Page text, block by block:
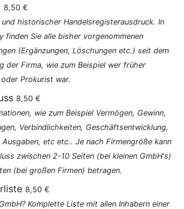
8,50 €
historischer Handelsregisterausdruck. In
finden Sie alle bisher vorgenommenen
(Ergänzungen, Löschungen etc.) seit dem
der Firma, wie zum Beispiel wer früher
Prokurist war.
8,50 €
wie zum Beispiel Vermögen, Gewinn,
Verbindlichkeiten, Geschäftsentwicklung,
etc etc.. Je nach Firmengröße kann
zwischen 2-10 Seiten (bei kleinen GmbH's)
(bei großen Firmen) betragen.
8,50 €
Komplette Liste mit allen Inhabern einer